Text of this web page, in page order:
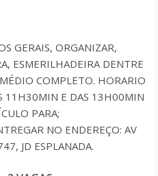
GERAIS, ORGANIZAR,
ESMERILHADEIRA DENTRE
COMPLETO. HORARIO
11H30MIN E DAS 13H00MIN
PARA;
NO ENDEREÇO: AV
JD ESPLANADA.